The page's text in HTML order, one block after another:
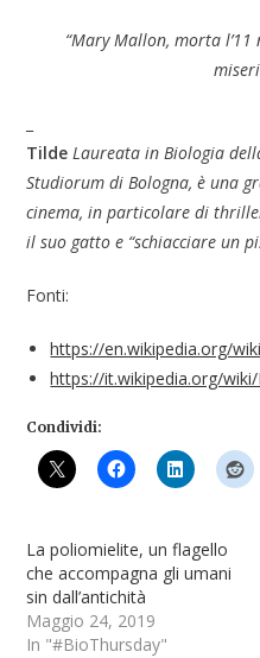
“Mary Mallon, morta
Tilde Laureata in Biologia
Studiorum di Bologna, è una
cinema, in particolare di
il suo gatto e “schiacciare un
Fonti:
https://en.wikipedia.org/
https://it.wikipedia.org/
Condividi:
La poliomielite, un flagello
che accompagna gli umani
sin dall’antichità
Maggio 24, 2019
In "#BioThursday"